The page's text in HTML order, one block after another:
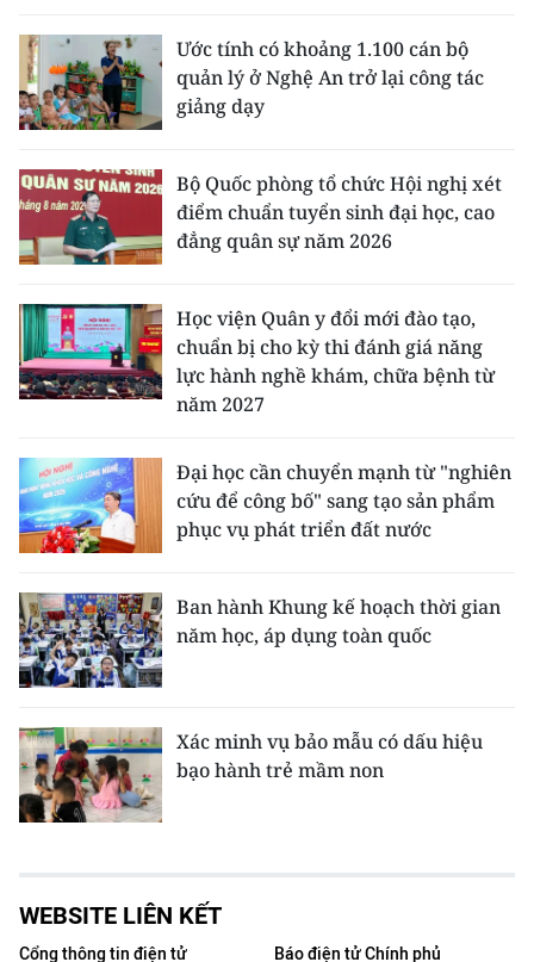
Ước tính có khoảng 1.100 cán bộ
quản lý ở Nghệ An trở lại công tác
giảng dạy
Bộ Quốc phòng tổ chức Hội nghị xét
điểm chuẩn tuyển sinh đại học, cao
đẳng quân sự năm 2026
Học viện Quân y đổi mới đào tạo,
chuẩn bị cho kỳ thi đánh giá năng
lực hành nghề khám, chữa bệnh từ
năm 2027
Đại học cần chuyển mạnh từ "nghiên
cứu để công bố" sang tạo sản phẩm
phục vụ phát triển đất nước
Ban hành Khung kế hoạch thời gian
năm học, áp dụng toàn quốc
Xác minh vụ bảo mẫu có dấu hiệu
bạo hành trẻ mầm non
WEBSITE LIÊN KẾT
Cổng thông tin điện tử
Báo điện tử Chính phủ